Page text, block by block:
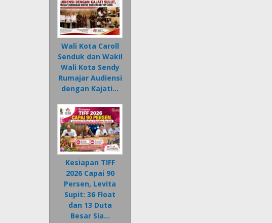
Wali Kota Caroll
Senduk dan Wakil
Wali Kota Sendy
Rumajar Audiensi
dengan Kajati…
Kesiapan TIFF
2026 Capai 90
Persen, Levita
Supit: 36 Float
dan 13 Duta
Besar Sia…